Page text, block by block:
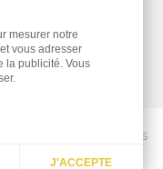
mesurer notre
vous adresser
la publicité. Vous
J'ACCEPTE
professionnelles